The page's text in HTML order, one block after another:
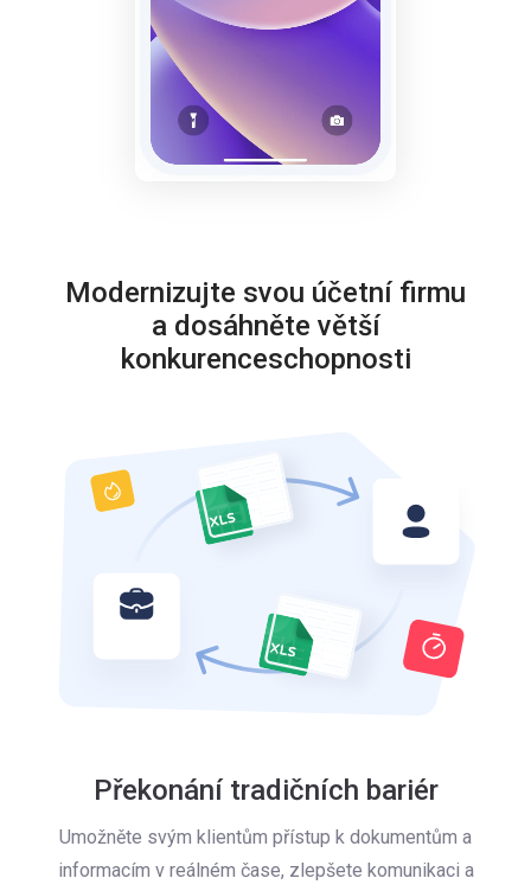
Modernizujte svou účetní firmu
a dosáhněte větší
konkurenceschopnosti
Překonání tradičních bariér
Umožněte svým klientům přístup k dokumentům a
informacím v reálném čase, zlepšete komunikaci a